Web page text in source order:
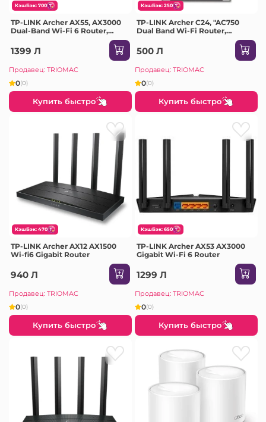
КэшБэк: 700
TP-LINK Archer AX55, AX3000
Dual-Band Wi-Fi 6 Router,
SPEED: 574 Mbps at 2.4 GHz +
2402 Mbps at 5 GHz, SPEC: 4×
Antennas, 1× Gigabit WAN Port
1399 Л
Продавец: TRIOMAC
0(0)
Купить быстро
КэшБэк: 250
TP-LINK Archer C24, "AC750
Dual Band Wi-Fi Router,
SPEED: 300 Mbps at 2.4 GHz +
433 Mbps at 5 GHz, SPEC:
4×Antennas, 1×10/100M WAN
500 Л
Продавец: TRIOMAC
0(0)
Купить быстро
КэшБэк: 470
TP-LINK Archer AX12 AX1500
Wi-fi6 Gigabit Router
940 Л
Продавец: TRIOMAC
0(0)
Купить быстро
КэшБэк: 650
TP-LINK Archer AX53 AX3000
Gigabit Wi-Fi 6 Router
1299 Л
Продавец: TRIOMAC
0(0)
Купить быстро